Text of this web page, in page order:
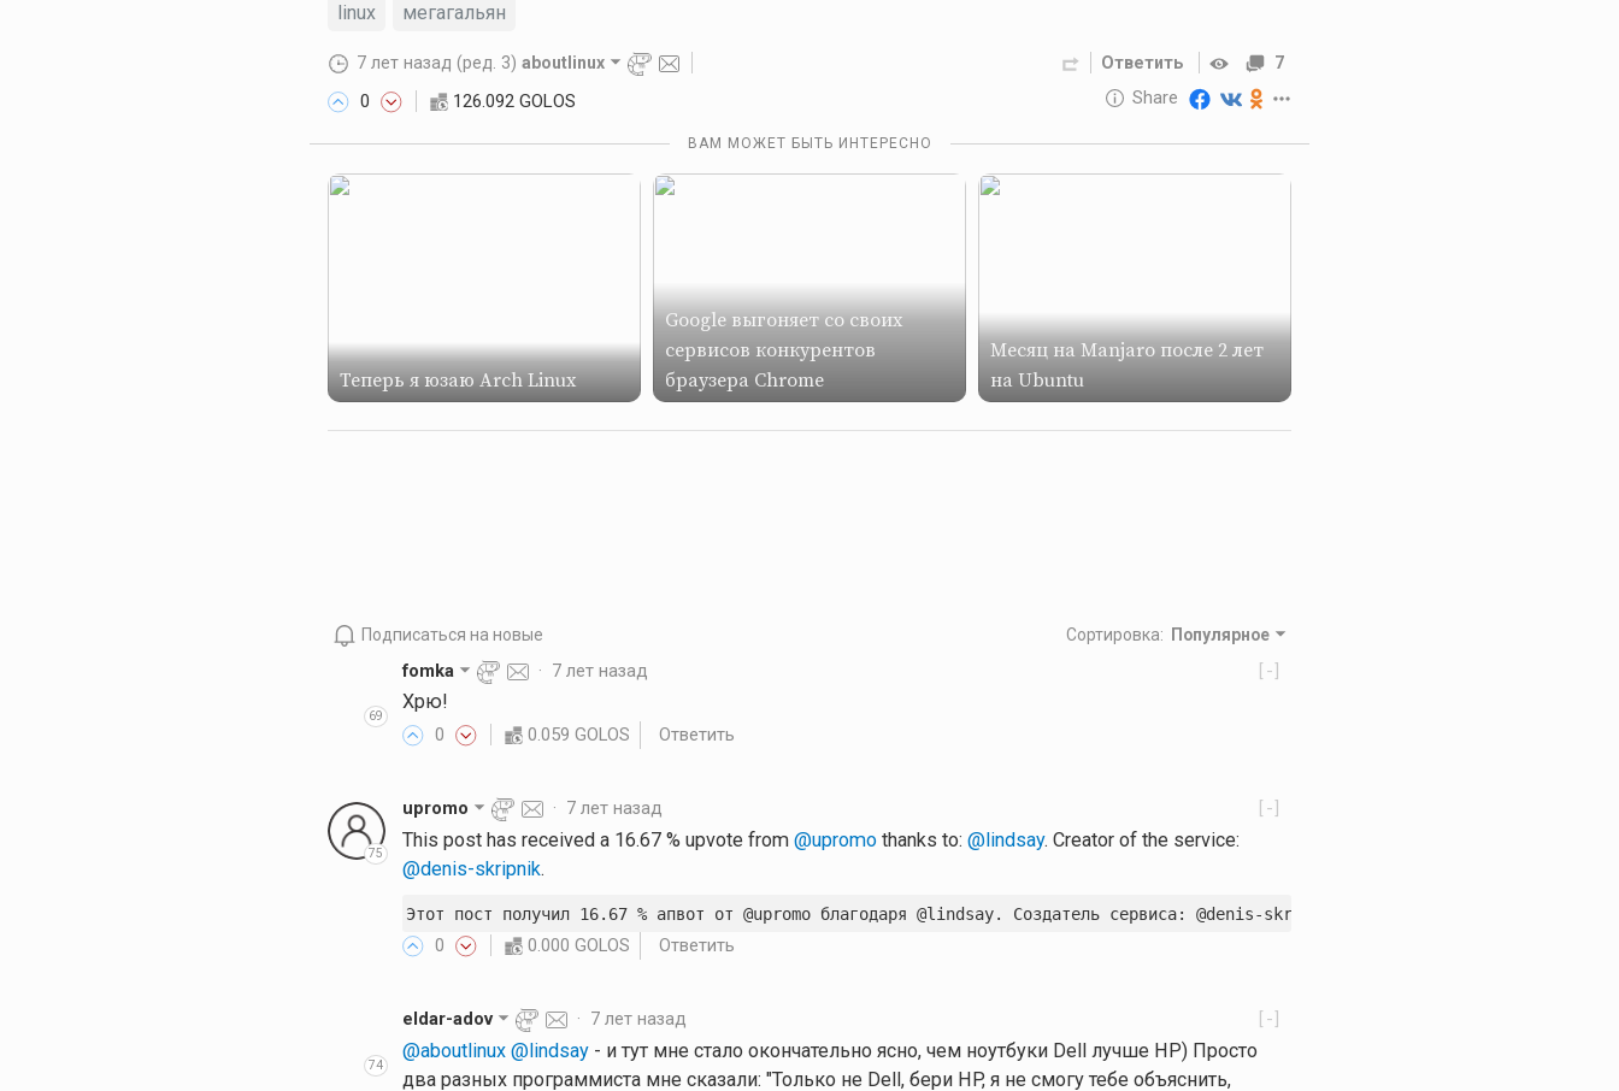
linux мегагальян
7 лет назад (ред. 3) aboutlinux
0 126.092 GOLOS
Ответить 7
Share
Reward
10 GOLOS
ВАМ МОЖЕТ БЫТЬ ИНТЕРЕСНО
Теперь я юзаю Arch Linux
Google выгоняет со своих
сервисов конкурентов
браузера Chrome
Месяц на Manjaro после 2 лет
на Ubuntu
Подписаться на новые Сортировка: Популярное
69
[-]
fomka · 7 лет назад
Хрю!
0 0.059 GOLOS Ответить
75
[-]
upromo · 7 лет назад
This post has received a 16.67 % upvote from @upromo thanks to: @lindsay. Creator of the service:
@denis-skripnik.
Этот пост получил 16.67 % апвот от @upromo благодаря @lindsay. Создатель сервиса: @denis-skripnik.
0 0.000 GOLOS Ответить
74
[-]
eldar-adov · 7 лет назад
@aboutlinux @lindsay - и тут мне стало окончательно ясно, чем ноутбуки Dell лучше HP) Просто
два разных программиста мне сказали: "Только не Dell, бери HP, я не смогу тебе объяснить,